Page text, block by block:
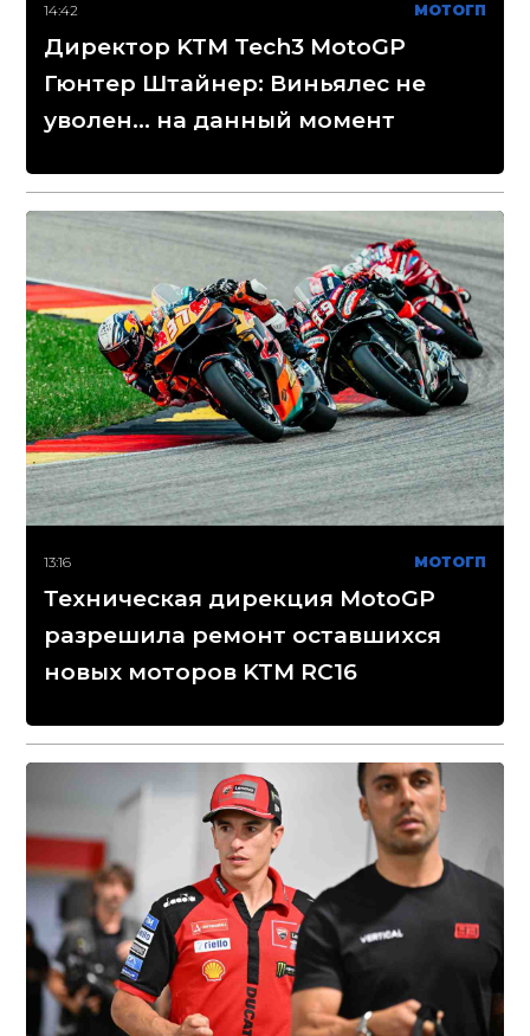
14:42 МОТОГП
Директор KTM Tech3 MotoGP
Гюнтер Штайнер: Виньялес не
уволен... на данный момент
13:16 МОТОГП
Техническая дирекция MotoGP
разрешила ремонт оставшихся
новых моторов KTM RC16